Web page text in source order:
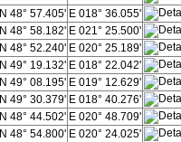
N 48° 57.405' E 018° 36.055'
N 48° 58.182' E 021° 25.500'
N 48° 52.240' E 020° 25.189'
N 49° 19.132' E 018° 22.042'
N 49° 08.195' E 019° 12.629'
N 49° 30.379' E 018° 40.276'
N 48° 44.502' E 020° 48.709'
N 48° 54.800' E 020° 24.025'